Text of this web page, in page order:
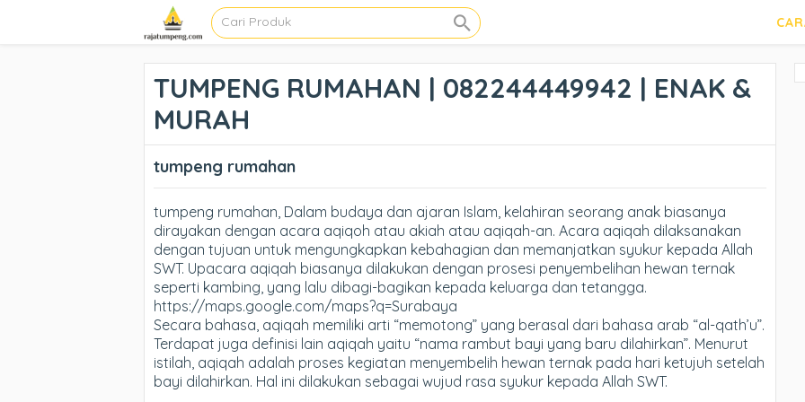
TUMPENG RUMAHAN | 082244449942 | ENAK &
MURAH
tumpeng rumahan
tumpeng rumahan, Dalam budaya dan ajaran Islam, kelahiran seorang anak biasanya
dirayakan dengan acara aqiqoh atau akiah atau aqiqah-an. Acara aqiqah dilaksanakan
dengan tujuan untuk mengungkapkan kebahagian dan memanjatkan syukur kepada Allah
SWT. Upacara aqiqah biasanya dilakukan dengan prosesi penyembelihan hewan ternak
seperti kambing, yang lalu dibagi-bagikan kepada keluarga dan tetangga.
https://maps.google.com/maps?q=Surabaya
Secara bahasa, aqiqah memiliki arti “memotong” yang berasal dari bahasa arab “al-qath’u”.
Terdapat juga definisi lain aqiqah yaitu “nama rambut bayi yang baru dilahirkan”. Menurut
istilah, aqiqah adalah proses kegiatan menyembelih hewan ternak pada hari ketujuh setelah
bayi dilahirkan. Hal ini dilakukan sebagai wujud rasa syukur kepada Allah SWT.